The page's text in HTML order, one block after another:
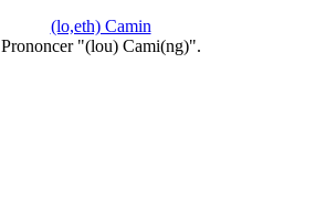
(lo,eth) Camin
Prononcer "(lou) Cami(ng)".